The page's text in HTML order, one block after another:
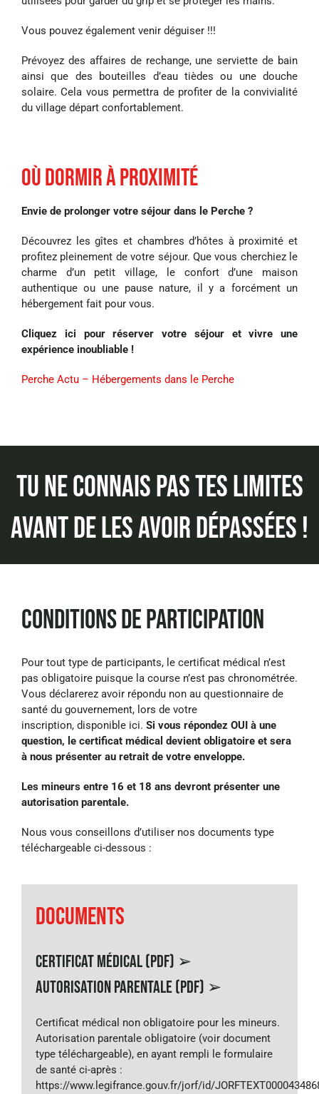
Vous pouvez également venir déguiser !!!
Prévoyez des affaires de rechange, une serviette de bain
ainsi que des bouteilles d’eau tièdes ou une douche
solaire. Cela vous permettra de profiter de la convivialité
du village départ confortablement.
Où dormir à proximité
Envie de prolonger votre séjour dans le Perche ?
Découvrez les gîtes et chambres d’hôtes à proximité et
profitez pleinement de votre séjour. Que vous cherchiez le
charme d’un petit village, le confort d’une maison
authentique ou une pause nature, il y a forcément un
hébergement fait pour vous.
Cliquez ici pour réserver votre séjour et vivre une
expérience inoubliable !
Perche Actu – Hébergements dans le Perche
Tu ne connais pas tes limites
avant de les avoir dépassées !
Conditions de participation
Pour tout type de participants, le certificat médical n’est
pas obligatoire puisque la course n’est pas chronométrée.
Vous déclarerez avoir répondu non au questionnaire de
santé du gouvernement, lors de votre
inscription, disponible ici. Si vous répondez OUI à une
question, le certificat médical devient obligatoire et sera
à nous présenter au retrait de votre enveloppe.
Les mineurs entre 16 et 18 ans devront présenter une
autorisation parentale.
Nous vous conseillons d’utiliser nos documents type
téléchargeable ci-dessous :
DOCUMENTS
Certificat médical (PDF) ➢
Autorisation parentale (PDF) ➢
Certificat médical non obligatoire pour les mineurs.
Autorisation parentale obligatoire (voir document
type téléchargeable), en ayant rempli le formulaire
de santé ci-après :
https://www.legifrance.gouv.fr/jorf/id/